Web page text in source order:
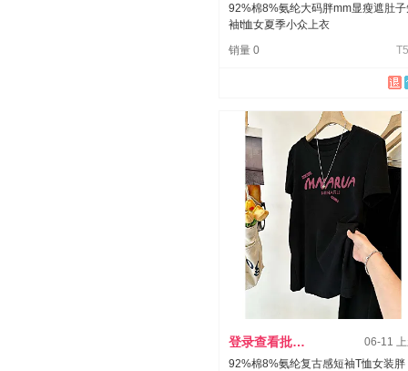
92%棉8%氨纶大码胖mm显瘦遮肚
袖t恤女夏季小众上衣
销量 0
登录查看批发价
06-11
92%棉8%氨纶复古感短袖T恤女装胖